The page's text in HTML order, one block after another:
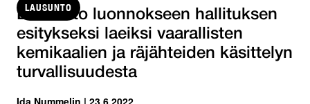
LAUSUNTO
Lausunto luonnokseen hallituksen
esitykseksi laeiksi vaarallisten
kemikaalien ja räjähteiden käsittelyn
turvallisuudesta
Ida Nummelin | 23.6.2022